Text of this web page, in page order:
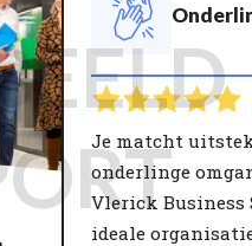
Je matcht
onderlinge
Vlerick Business
ideale